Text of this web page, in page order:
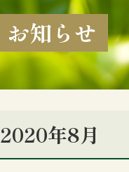
お知らせ
2020年8月